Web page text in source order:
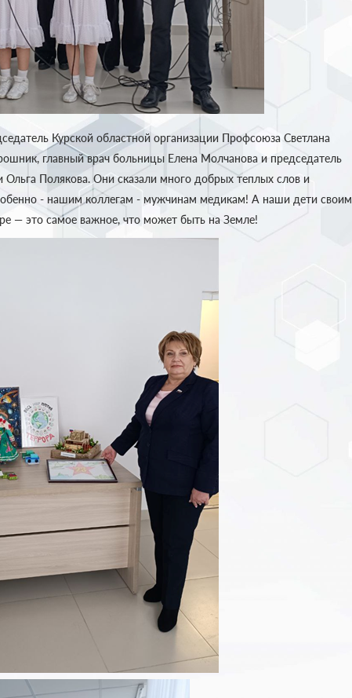
Курской областной организации Профсоюза Светлана
главный врач больницы Елена Молчанова и председатель
Полякова. Они сказали много добрых теплых слов и
- нашим коллегам - мужчинам медикам! А наши дети своим
— это самое важное, что может быть на Земле!